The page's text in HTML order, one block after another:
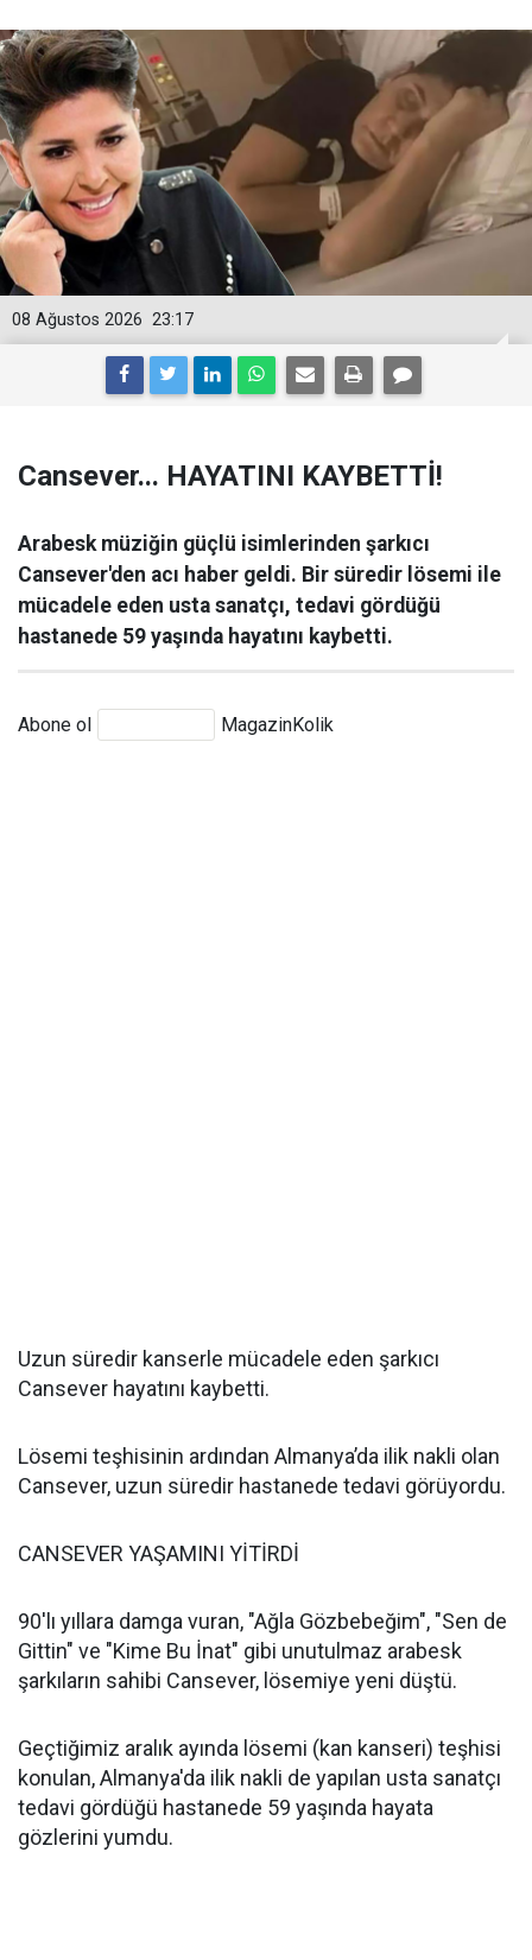
23:17
08 Ağustos 2026
Cansever... HAYATINI KAYBETTİ!
Arabesk müziğin güçlü isimlerinden şarkıcı
Cansever'den acı haber geldi. Bir süredir lösemi ile
mücadele eden usta sanatçı, tedavi gördüğü
hastanede 59 yaşında hayatını kaybetti.
Abone ol MagazinKolik
Uzun süredir kanserle mücadele eden şarkıcı
Cansever hayatını kaybetti.
Lösemi teşhisinin ardından Almanya’da ilik nakli olan
Cansever, uzun süredir hastanede tedavi görüyordu.
CANSEVER YAŞAMINI YİTİRDİ
90'lı yıllara damga vuran, "Ağla Gözbebeğim", "Sen de
Gittin" ve "Kime Bu İnat" gibi unutulmaz arabesk
şarkıların sahibi Cansever, lösemiye yeni düştü.
Geçtiğimiz aralık ayında lösemi (kan kanseri) teşhisi
konulan, Almanya'da ilik nakli de yapılan usta sanatçı
tedavi gördüğü hastanede 59 yaşında hayata
gözlerini yumdu.